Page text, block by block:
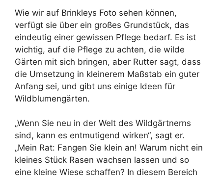
Wie wir auf Brinkleys Foto sehen können,
verfügt sie über ein großes Grundstück, das
eindeutig einer gewissen Pflege bedarf. Es ist
wichtig, auf die Pflege zu achten, die wilde
Gärten mit sich bringen, aber Rutter sagt, dass
die Umsetzung in kleinerem Maßstab ein guter
Anfang sei, und gibt uns einige Ideen für
Wildblumengärten.
„Wenn Sie neu in der Welt des Wildgärtnerns
sind, kann es entmutigend wirken“, sagt er.
„Mein Rat: Fangen Sie klein an! Warum nicht ein
kleines Stück Rasen wachsen lassen und so
eine kleine Wiese schaffen? In diesem Bereich